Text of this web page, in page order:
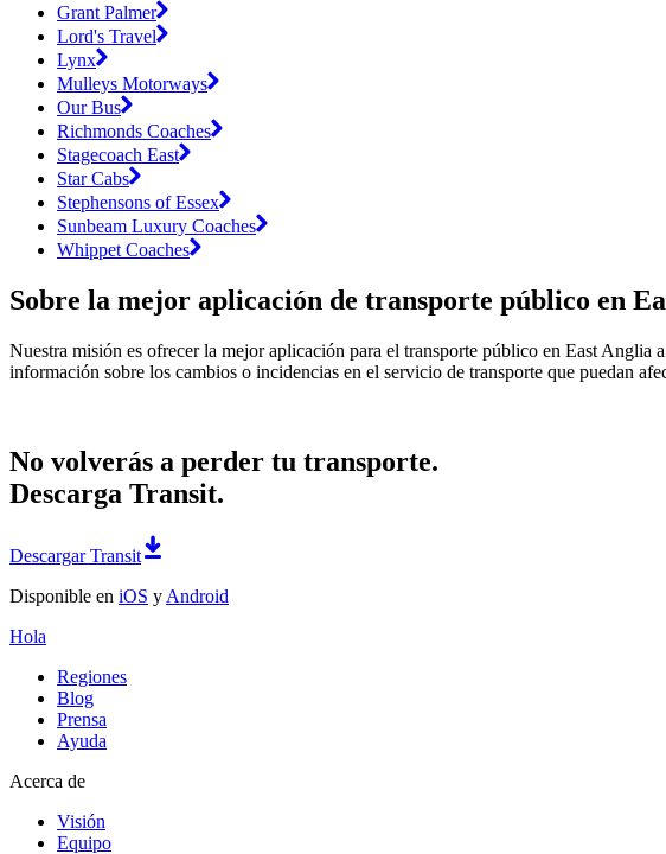
Grant Palmer
Lord's Travel
Lynx
Mulleys Motorways
Our Bus
Richmonds Coaches
Stagecoach East
Star Cabs
Stephensons of Essex
Sunbeam Luxury Coaches
Whippet Coaches
Sobre la mejor aplicación de transporte público en
Nuestra misión es ofrecer la mejor aplicación para el transporte público en East
información sobre los cambios o incidencias en el servicio de transporte que puedan
No volverás a perder tu transporte.
Descarga Transit.
Descargar Transit
Disponible en iOS y Android
Hola
Regiones
Blog
Prensa
Ayuda
Acerca de
Visión
Equipo